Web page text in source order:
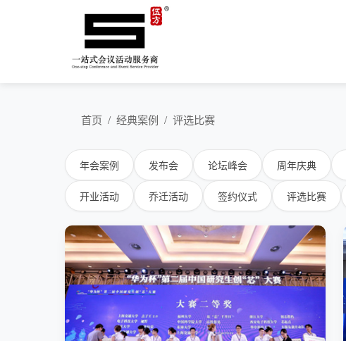
首页 / 经典案例 / 评选比赛
年会案例 发布会 论坛峰会 周年庆典
开业活动 乔迁活动 签约仪式 评选比赛